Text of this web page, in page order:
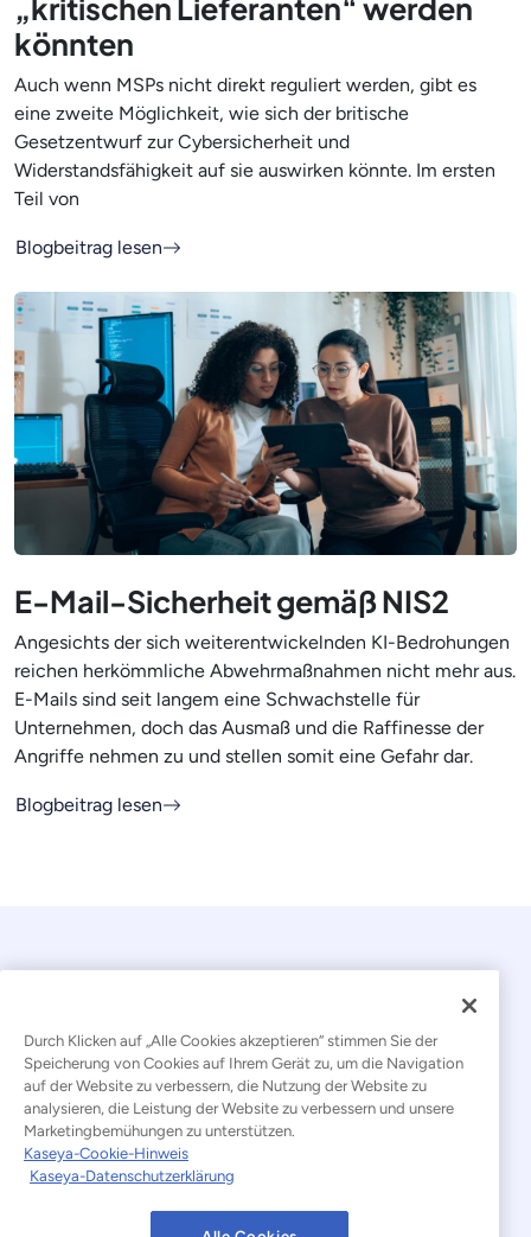
„kritischen Lieferanten“ werden
könnten
Auch wenn MSPs nicht direkt reguliert werden, gibt es
eine zweite Möglichkeit, wie sich der britische
Gesetzentwurf zur Cybersicherheit und
Widerstandsfähigkeit auf sie auswirken könnte. Im ersten
Teil von
Blogbeitrag lesen
E-Mail-Sicherheit gemäß NIS2
Angesichts der sich weiterentwickelnden KI-Bedrohungen
reichen herkömmliche Abwehrmaßnahmen nicht mehr aus.
E-Mails sind seit langem eine Schwachstelle für
Unternehmen, doch das Ausmaß und die Raffinesse der
Angriffe nehmen zu und stellen somit eine Gefahr dar.
Blogbeitrag lesen
© 2026 Kaseya. Alle Rechte vorbehalten.
Deutsch
Erklärung zur Bekämpfung moderner Sklaverei
Durch Klicken auf „Alle Cookies akzeptieren“ stimmen Sie der
Speicherung von Cookies auf Ihrem Gerät zu, um die Navigation
auf der Website zu verbessern, die Nutzung der Website zu
analysieren, die Leistung der Website zu verbessern und unsere
Marketingbemühungen zu unterstützen.
Kaseya-Cookie-Hinweis
Kaseya-Datenschutzerklärung